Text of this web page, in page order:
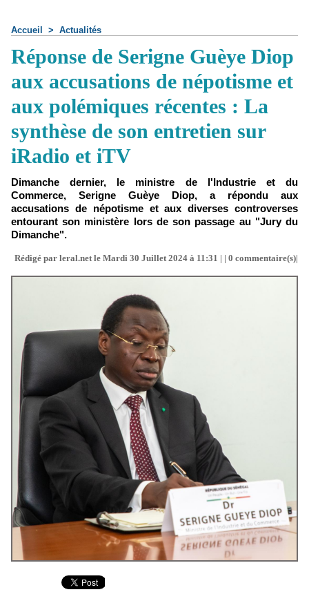
Accueil > Actualités
Réponse de Serigne Guèye Diop
aux accusations de népotisme et
aux polémiques récentes : La
synthèse de son entretien sur
iRadio et iTV
Dimanche dernier, le ministre de l'Industrie et du
Commerce, Serigne Guèye Diop, a répondu aux
accusations de népotisme et aux diverses controverses
entourant son ministère lors de son passage au "Jury du
Dimanche".
Rédigé par leral.net le Mardi 30 Juillet 2024 à 11:31 | | 0 commentaire(s)|